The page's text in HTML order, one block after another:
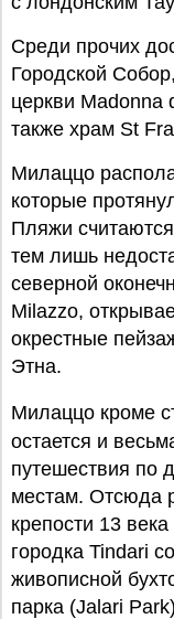
Среди прочих
Городской
церкви Madonna
также храм St
Милаццо
которые
Пляжи
тем лишь
северной
Milazzo,
окрестные
Этна.
Милаццо кроме
остается и
путешествия по
местам. Отсюда
крепости 13
городка Tindari
живописной
парка (Jalari